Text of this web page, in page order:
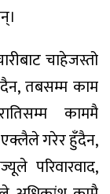
चाहेजस्तो
तबसम्म काम
काममै
एक्लैले गरेर हुँदैन,
परिवारवाद,